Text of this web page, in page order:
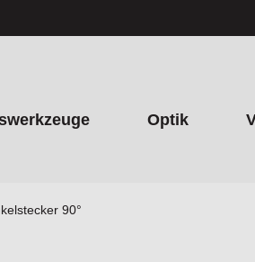
Optik
90°